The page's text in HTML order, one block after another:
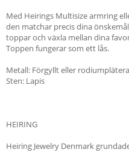
Med Heirings Multisize armring
den matchar precis dina
toppar och växla mellan dina
Toppen fungerar som ett lås.
Metall: Förgyllt eller
Sten: Lapis
HEIRING
Heiring Jewelry Denmark